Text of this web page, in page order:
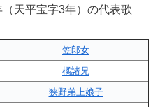
天平宝字3年）の代表歌
笠郎女
橘諸兄
狭野弟上娘子